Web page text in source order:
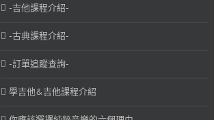
-吉他課程介紹-
-古典課程介紹-
-訂單追蹤查詢-
學吉他&吉他課程介紹